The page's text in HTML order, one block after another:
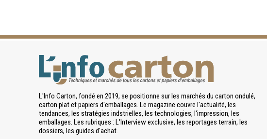
L'Info Carton, fondé en 2019, se positionne sur les marchés du carton ondulé,
carton plat et papiers d'emballages. Le magazine couvre l'actualité, les
tendances, les stratégies indstrielles, les technologies, l'impression, les
emballages. Les rubriques : L'Interview exclusive, les reportages terrain, les
dossiers, les guides d'achat.